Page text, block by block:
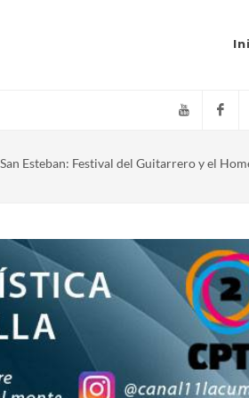
YouTube
San Esteban: Festival del Guitarrero y el